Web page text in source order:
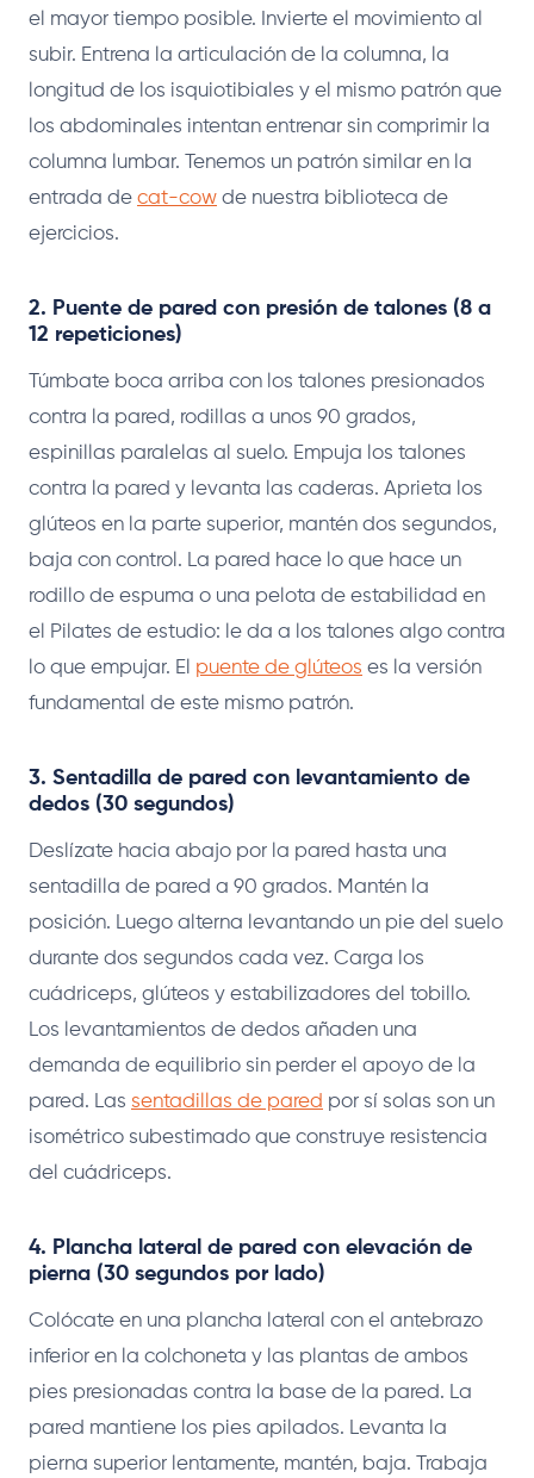
el mayor tiempo posible. Invierte el movimiento al
subir. Entrena la articulación de la columna, la
longitud de los isquiotibiales y el mismo patrón que
los abdominales intentan entrenar sin comprimir la
columna lumbar. Tenemos un patrón similar en la
entrada de cat-cow de nuestra biblioteca de
ejercicios.
2. Puente de pared con presión de talones (8 a
12 repeticiones)
Túmbate boca arriba con los talones presionados
contra la pared, rodillas a unos 90 grados,
espinillas paralelas al suelo. Empuja los talones
contra la pared y levanta las caderas. Aprieta los
glúteos en la parte superior, mantén dos segundos,
baja con control. La pared hace lo que hace un
rodillo de espuma o una pelota de estabilidad en
el Pilates de estudio: le da a los talones algo contra
lo que empujar. El puente de glúteos es la versión
fundamental de este mismo patrón.
3. Sentadilla de pared con levantamiento de
dedos (30 segundos)
Deslízate hacia abajo por la pared hasta una
sentadilla de pared a 90 grados. Mantén la
posición. Luego alterna levantando un pie del suelo
durante dos segundos cada vez. Carga los
cuádriceps, glúteos y estabilizadores del tobillo.
Los levantamientos de dedos añaden una
demanda de equilibrio sin perder el apoyo de la
pared. Las sentadillas de pared por sí solas son un
isométrico subestimado que construye resistencia
del cuádriceps.
4. Plancha lateral de pared con elevación de
pierna (30 segundos por lado)
Colócate en una plancha lateral con el antebrazo
inferior en la colchoneta y las plantas de ambos
pies presionadas contra la base de la pared. La
pared mantiene los pies apilados. Levanta la
pierna superior lentamente, mantén, baja. Trabaja